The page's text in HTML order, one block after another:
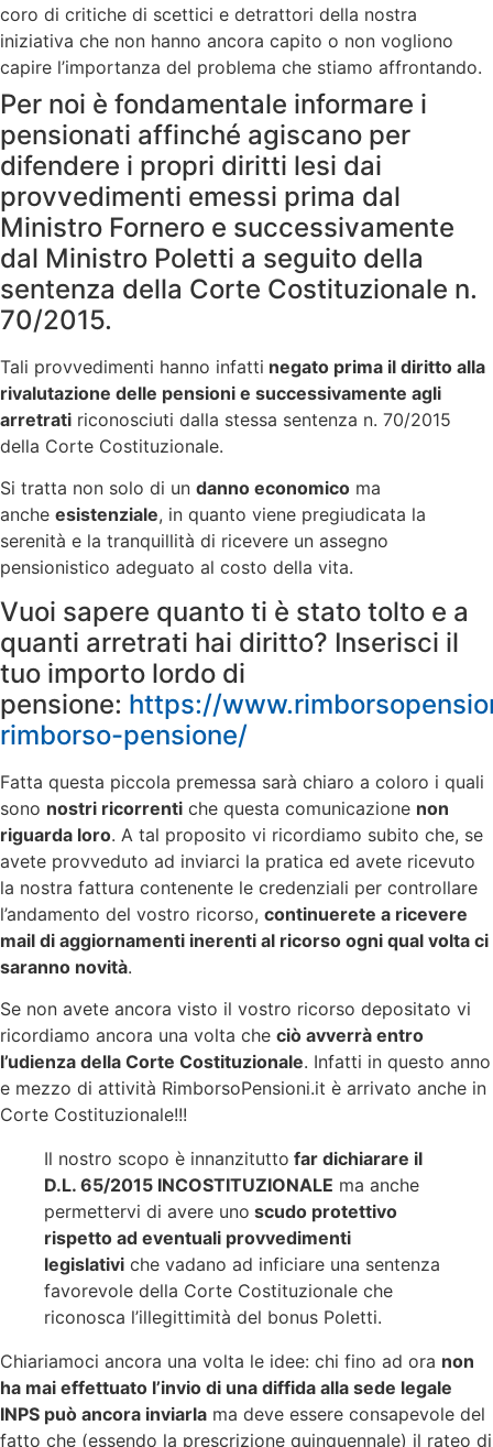
coro di critiche di scettici e detrattori della nostra
iniziativa che non hanno ancora capito o non vogliono
capire l’importanza del problema che stiamo affrontando.
Per noi è fondamentale informare i
pensionati affinché agiscano per
difendere i propri diritti lesi dai
provvedimenti emessi prima dal
Ministro Fornero e successivamente
dal Ministro Poletti a seguito della
sentenza della Corte Costituzionale n.
70/2015.
Tali provvedimenti hanno infatti negato prima il diritto alla
rivalutazione delle pensioni e successivamente agli
arretrati riconosciuti dalla stessa sentenza n. 70/2015
della Corte Costituzionale.
Si tratta non solo di un danno economico ma
anche esistenziale, in quanto viene pregiudicata la
serenità e la tranquillità di ricevere un assegno
pensionistico adeguato al costo della vita.
Vuoi sapere quanto ti è stato tolto e a
quanti arretrati hai diritto? Inserisci il
tuo importo lordo di
pensione: https://
rimborso-pensione/
Fatta questa piccola premessa sarà chiaro a coloro i quali
sono nostri ricorrenti che questa comunicazione non
riguarda loro. A tal proposito vi ricordiamo subito che, se
avete provveduto ad inviarci la pratica ed avete ricevuto
la nostra fattura contenente le credenziali per controllare
l’andamento del vostro ricorso, continuerete a ricevere
mail di aggiornamenti inerenti al ricorso ogni qual volta ci
saranno novità.
Se non avete ancora visto il vostro ricorso depositato vi
ricordiamo ancora una volta che ciò avverrà entro
l’udienza della Corte Costituzionale. Infatti in questo anno
e mezzo di attività RimborsoPensioni.it è arrivato anche in
Corte Costituzionale!!!
Il nostro scopo è innanzitutto far dichiarare il
D.L. 65/2015 INCOSTITUZIONALE ma anche
permettervi di avere uno scudo protettivo
rispetto ad eventuali provvedimenti
legislativi che vadano ad inficiare una sentenza
favorevole della Corte Costituzionale che
riconosca l’illegittimità del bonus Poletti.
Chiariamoci ancora una volta le idee: chi fino ad ora non
ha mai effettuato l’invio di una diffida alla sede legale
INPS può ancora inviarla ma deve essere consapevole del
fatto che (essendo la prescrizione quinquennale) il rateo di